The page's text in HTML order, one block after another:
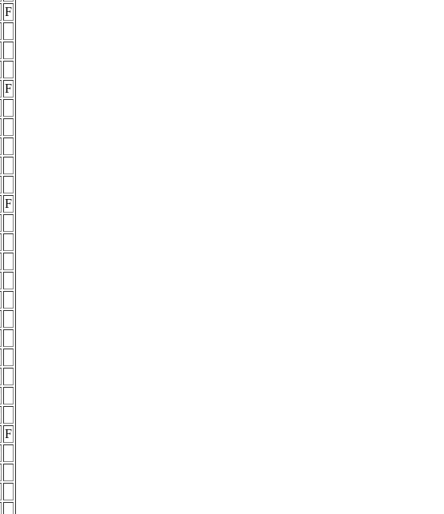
F
F
F
F